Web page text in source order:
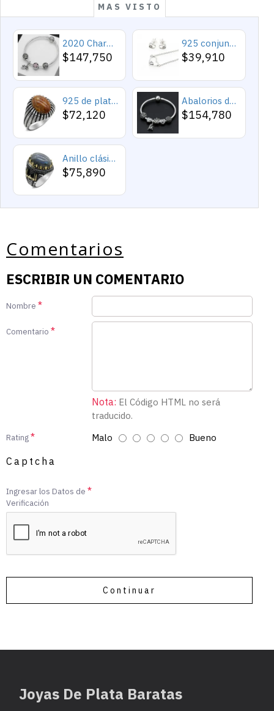
MAS VISTO
2020 Charms y cuentas de corazón, pulseras románticas de Cupido de circón rosa, joyería DIY, corazones en toda la prenda
$147,750
925 conjuntos de joyas de plata para 2019 conjunto de collares de corazón de amor para mujer regalo de joyería de boda
$39,910
925 de plata esterlina Simple personalidad Natural de ágata loco de piedra de los hombres y las mujeres anillos de tendencia Retro turco de los hombres anillos de boda
$72,120
Abalorios de plata esterlina 925 pura, abalorios de animales, elefante, hipopótamo, corazones, pulsera artesanal
$154,780
Anillo clásico de plata 925 para hombre con castillo de labradorita Natural, anillo de compromiso Retro Punk auspicioso de Turquía Constantinople
$75,890
Comentarios
ESCRIBIR UN COMENTARIO
Nombre
Comentario
Nota: El Código HTML no será
traducido.
Rating Malo Bueno
Captcha
Ingresar los Datos de
Verificación
Continuar
Joyas De Plata Baratas